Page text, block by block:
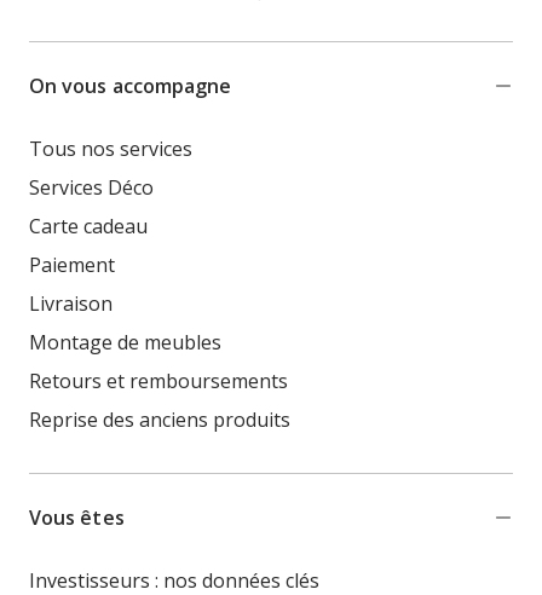
On vous accompagne
Tous nos services
Services Déco
Carte cadeau
Paiement
Livraison
Montage de meubles
Retours et remboursements
Reprise des anciens produits
Vous êtes
Investisseurs : nos données clés